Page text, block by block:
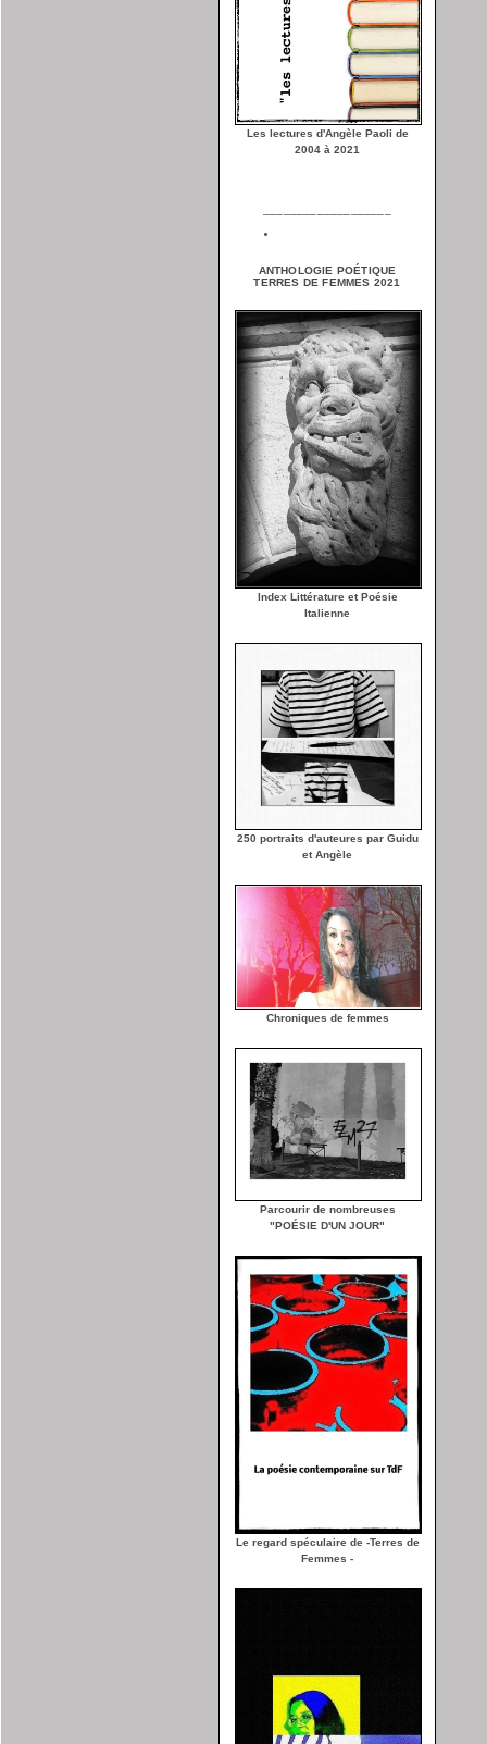
Les lectures d'Angèle Paoli de
2004 à 2021
ANTHOLOGIE POÉTIQUE
TERRES DE FEMMES 2021
Index Littérature et Poésie
Italienne
250 portraits d'auteures par Guidu
et Angèle
Chroniques de femmes
Parcourir de nombreuses
"POÉSIE D'UN JOUR"
Le regard spéculaire de -Terres de
Femmes -